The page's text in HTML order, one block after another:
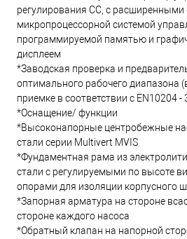
регулирования CC, с
микропроцессорной системой
программируемой памятью и
дисплеем
*Заводская проверка и
оптимального рабочего диапазона
приемке в соответствии с EN10204 -
*Оснащение/ функции
*Высоконапорные центробежные
стали серии Multivert MVIS
*Фундаментная рама из
стали с регулируемыми по высоте
опорами для изоляции корпусного
*Запорная арматура на стороне
стороне каждого насоса
*Обратный клапан на напорной